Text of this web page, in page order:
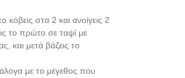
στα 2 και ανοίγεις 2
το πρώτο σε ταψί με
και μετά βάζεις το
με το μέγεθος που